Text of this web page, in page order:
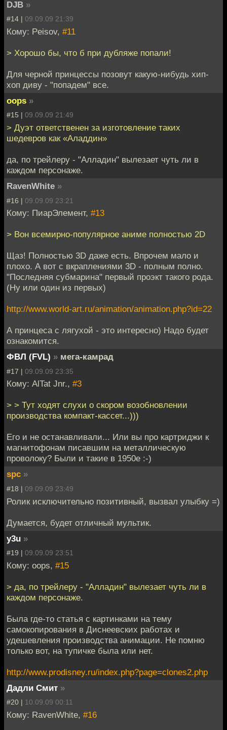
DJB »
#14 | 09.09.09 21:39
Кому: Peisov, #11
> Хорошо бы, что б при дубляже попали!
Для черной принцессы позовут какую-нибудь хип-
хоп диву - "попадем" все.
oops »
#15 | 09.09.09 21:49
> Дуэт ответственен за изготовление таких
шедевров как «Аладдин»
да, по трейлеру - "Алладин" вылезает чуть ли в
каждом персонаже.
RavenWhite »
#16 | 09.09.09 23:21
Кому: ПиарЭлемент, #13
> Вон всемирно-популярное аниме полностью 2D
Щаз! Полностью 3D даже есть. Впрочем мало и
плохо. А вот с вкраплениями 3D - полным полно.
"Последняя субмарина" первый проэкт такого рода.
(Ну или один из первых)
http://www.world-art.ru/animation/animation.php?id=22
А принцеса с лягухой - это интересно) Надо будет
ознакомится.
ФВЛ (FVL) » мега-камрад
#17 | 09.09.09 23:35
Кому: AlTat Jnr., #3
> > Тут ходят слухи о скором возобновлении
производства компакт-кассет...)))
Его и не останавливали... Или вы про картриджи к
магнитофонам писавшим на металлическую
проволоку? Были и такие в 1950е :-)
spc »
#18 | 09.09.09 23:49
Ролик исключительно позитивный, вызвал улыбку =)
Думается, будет отличный мультик.
y3u »
#19 | 09.09.09 23:51
Кому: oops, #15
> да, по трейлеру - "Алладин" вылезает чуть ли в
каждом персонаже.
Была где-то статья с картинками на тему
самокопирования в Диснеевских работах и
удешевления производства анимации. Не помню
только вот, на тупичке была или нет.
http://www.prodisney.ru/index.php?page=clones2.php
Дадли Смит »
#20 | 10.09.09 00:11
Кому: RavenWhite, #16